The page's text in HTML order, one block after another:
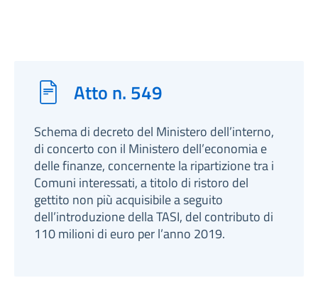
Atto n. 549
Schema di decreto del Ministero dell’interno,
di concerto con il Ministero dell’economia e
delle finanze, concernente la ripartizione tra i
Comuni interessati, a titolo di ristoro del
gettito non più acquisibile a seguito
dell’introduzione della TASI, del contributo di
110 milioni di euro per l’anno 2019.